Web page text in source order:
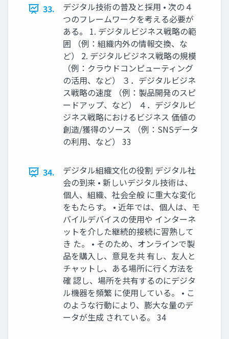
33.
デジタル技術の普及と採用 • 次の４
つのフレームワークを考える必要が
ある。 1. デジタルビジネス戦略の範
囲 （例：組織内外の情報交換、な
ど） 2. デジタルビジネス戦略の規模
（例：クラウドコンピューティング
の活用、など） ３．デジタルビジネ
ス戦略の速度 （例：製品開発のスピ
ードアップ、など） ４．デジタルビ
ジネス戦略におけるビジネス 価値の
創造/獲得のソース （例：SNSデータ
の利用、など） 33
34.
デジタル組織文化の役割 デジタル社
会の到来 • 新しいデジタル技術は、
個人、組織、社会全般 に重大な変化
をもたらす。 • 近年では、個人は、モ
バイルデバイスの使用や インターネ
ットを介した継続的接続に習熟して
き た。 • そのため、オンラインで製
品を購入し、意見を共 有し、友人と
チャットし、ある場所に行く方法を
確 認し、場所を共有するのにデジタ
ル機器を頻繁 に使用している。 • こ
のような行動により、膨大な量のデ
ータが生成 されている。 34